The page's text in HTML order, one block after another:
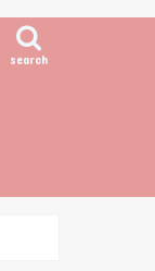
search